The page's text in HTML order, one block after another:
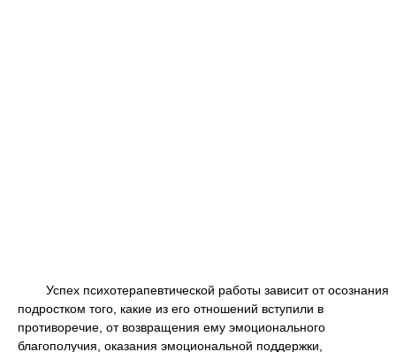
Успех психотерапевтической работы зависит от осознания
подростком того, какие из его отношений вступили в
противоречие, от возвращения ему эмоционального
благополучия, оказания эмоциональной поддержки,